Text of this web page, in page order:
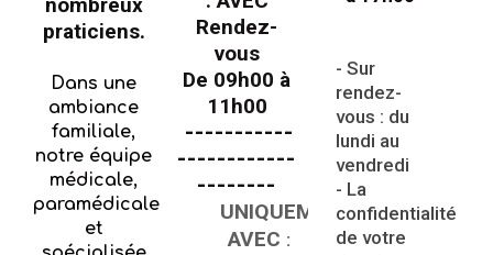
nombreux
praticiens.
Dans une
ambiance
familiale,
notre équipe
médicale,
paramédicale
et
Rendez-
vous
De 09h00 à
11h00
-----------
------------
--------
UNIQUEMENT
AVEC :
- Sur
rendez-
vous : du
lundi au
vendredi
- La
confidentialité
de votre